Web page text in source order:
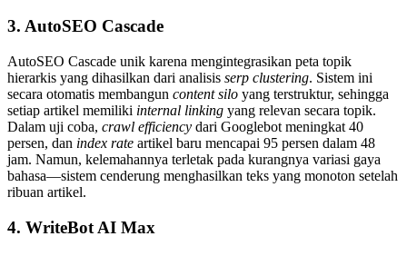
3. AutoSEO Cascade
AutoSEO Cascade unik karena mengintegrasikan peta topik
hierarkis yang dihasilkan dari analisis serp clustering. Sistem ini
secara otomatis membangun content silo yang terstruktur, sehingga
setiap artikel memiliki internal linking yang relevan secara topik.
Dalam uji coba, crawl efficiency dari Googlebot meningkat 40
persen, dan index rate artikel baru mencapai 95 persen dalam 48
jam. Namun, kelemahannya terletak pada kurangnya variasi gaya
bahasa—sistem cenderung menghasilkan teks yang monoton setelah
ribuan artikel.
4. WriteBot AI Max